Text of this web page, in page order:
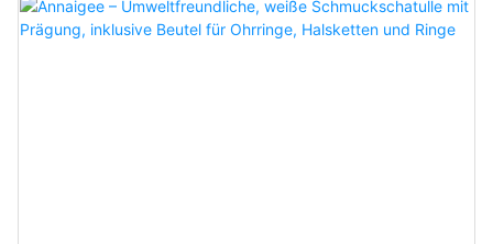
individuellen Bedürfnisse jedes Kunden angepasst werden und finden
vielfältige Anwendung, beispielsweise als Papierboxen.